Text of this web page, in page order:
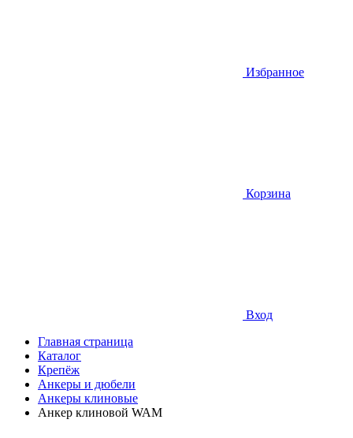
Избранное
Корзина
Вход
Главная страница
Каталог
Крепёж
Анкеры и дюбели
Анкеры клиновые
Анкер клиновой WAM